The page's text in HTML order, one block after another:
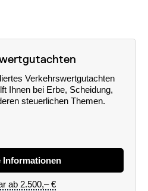
Verkehrswertgutachten
Ihnen bei Erbe, Scheidung,
steuerlichen Themen.
Informationen
ab 2.500,– €